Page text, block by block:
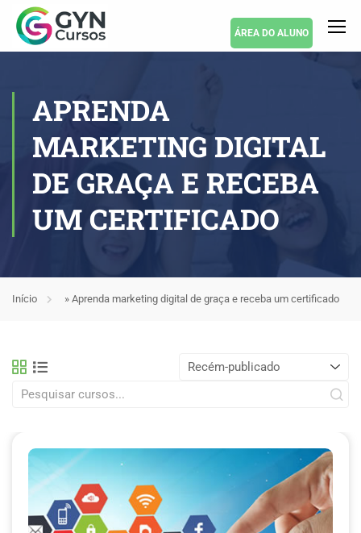
ÁREA DO ALUNO
APRENDA
MARKETING DIGITAL
DE GRAÇA E RECEBA
UM CERTIFICADO
Início » Aprenda marketing digital de graça e receba um certificado